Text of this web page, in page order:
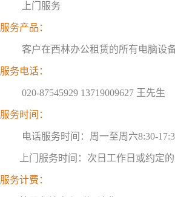
上门服务
服务产品：
客户在西林办公租赁的所有电脑设备
服务电话：
020-87545929 13719009627 王先生
服务时间：
电话服务时间：周一至周六8:30-
上门服务时间：次日工作日或约定的
服务计费：